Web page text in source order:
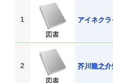
1
図書
アイネク
2
図書
芥川龍之